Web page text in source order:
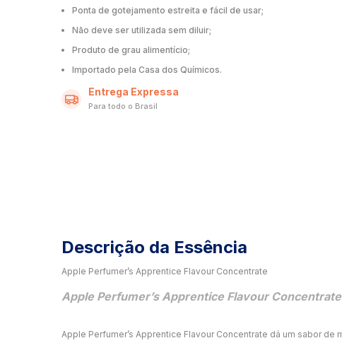
Ponta de gotejamento estreita e fácil de usar;
Não deve ser utilizada sem diluir;
Produto de grau alimentício;
Importado pela Casa dos Químicos.
Entrega Expressa
Para todo o Brasil
Descrição da Essência
Apple Perfumer’s Apprentice Flavour Concentrate
Apple Perfumer’s Apprentice Flavour
Apple Perfumer’s Apprentice Flavour Concentrate dá um sabor